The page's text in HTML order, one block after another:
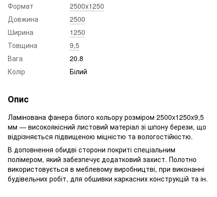
Формат
2500x1250
Довжина
2500
Ширина
1250
Товщина
9,5
Вага
20.8
Колір
Білий
Опис
Ламінована фанера білого кольору розміром 2500x1250x9,5
мм — високоякісний листовий матеріал зі шпону берези, що
відрізняється підвищеною міцністю та вологостійкістю.
В доповнення обидві сторони покриті спеціальним
полімером, який забезпечує додатковий захист. Полотно
використовується в меблевому виробництві, при виконанні
будівельних робіт, для обшивки каркасних конструкцій та ін.